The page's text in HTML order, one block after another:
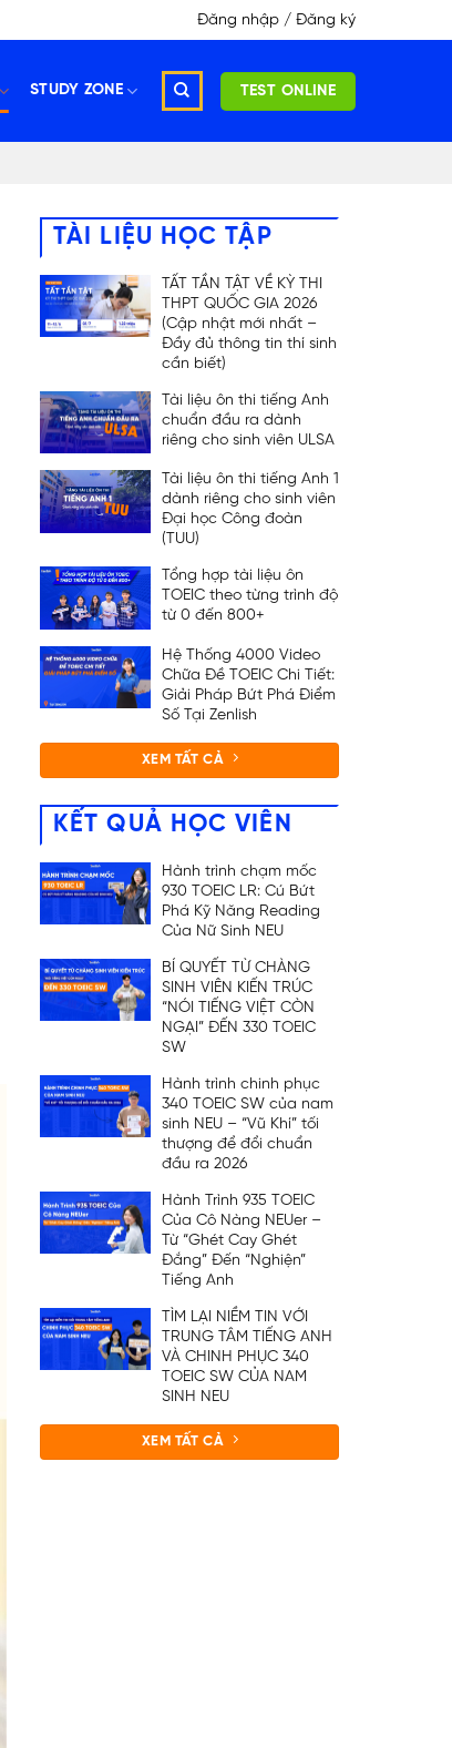
Đăng nhập / Đăng ký
STUDY ZONE TEST ONLINE
TÀI LIỆU HỌC TẬP
TẤT TẦN TẬT VỀ KỲ THI
THPT QUỐC GIA 2026
(Cập nhật mới nhất –
Đầy đủ thông tin thí sinh
cần biết)
Tài liệu ôn thi tiếng Anh
chuẩn đầu ra dành
riêng cho sinh viên ULSA
Tài liệu ôn thi tiếng Anh 1
dành riêng cho sinh viên
Đại học Công đoàn
(TUU)
Tổng hợp tài liệu ôn
TOEIC theo từng trình độ
từ 0 đến 800+
Hệ Thống 4000 Video
Chữa Đề TOEIC Chi Tiết:
Giải Pháp Bứt Phá Điểm
Số Tại Zenlish
XEM TẤT CẢ
KẾT QUẢ HỌC VIÊN
Hành trình chạm mốc
930 TOEIC LR: Cú Bứt
Phá Kỹ Năng Reading
Của Nữ Sinh NEU
BÍ QUYẾT TỪ CHÀNG
SINH VIÊN KIẾN TRÚC
“NÓI TIẾNG VIỆT CÒN
NGẠI” ĐẾN 330 TOEIC
SW
Hành trình chinh phục
340 TOEIC SW của nam
sinh NEU – “Vũ Khí” tối
thượng để đổi chuẩn
đầu ra 2026
Hành Trình 935 TOEIC
Của Cô Nàng NEUer –
Từ “Ghét Cay Ghét
Đắng” Đến “Nghiện”
Tiếng Anh
TÌM LẠI NIỀM TIN VỚI
TRUNG TÂM TIẾNG ANH
VÀ CHINH PHỤC 340
TOEIC SW CỦA NAM
SINH NEU
XEM TẤT CẢ